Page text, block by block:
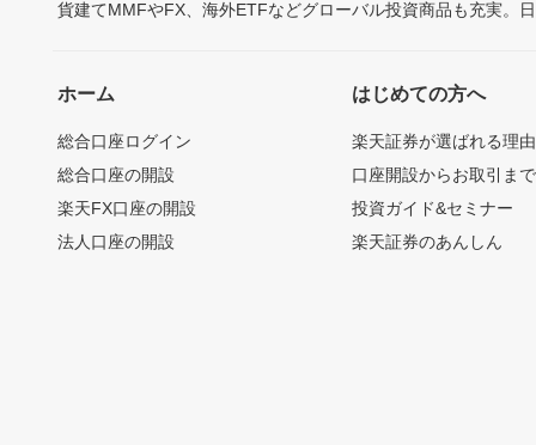
貨建てMMFやFX、海外ETFなどグローバル投資商品も充実。
ホーム
総合口座ログイン
総合口座の開設
楽天FX口座の開設
法人口座の開設
はじめての方へ
楽天証券が選ばれる理由
口座開設からお取引ま
投資ガイド&セミナー
楽天証券のあんしん